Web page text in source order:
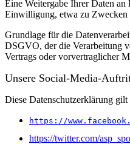
Eine Weitergabe Ihrer Daten
Einwilligung, etwa zu Zwecken
Grundlage für die
DSGVO, der die Verarbeitung
Vertrags oder vorvertraglicher
Unsere Social-Media-
Diese Datenschutzerklärung
https://
https://twitter.com/